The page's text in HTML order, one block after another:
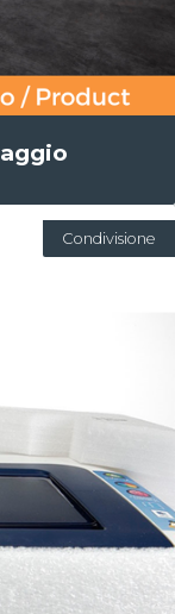
Condivisione